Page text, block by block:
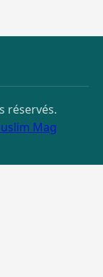
réservés.
Mag